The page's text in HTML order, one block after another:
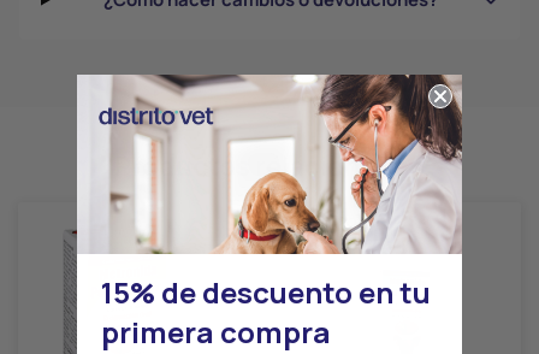
Productos relacionados
15% de descuento en tu
primera compra